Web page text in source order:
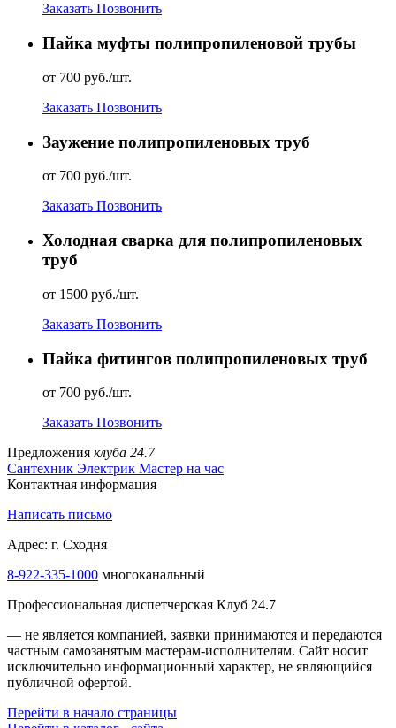
Заказать Позвонить
Пайка муфты полипропиленовой трубы
от 700 руб./шт.
Заказать Позвонить
Заужение полипропиленовых труб
от 700 руб./шт.
Заказать Позвонить
Холодная сварка для полипропиленовых
труб
от 1500 руб./шт.
Заказать Позвонить
Пайка фитингов полипропиленовых труб
от 700 руб./шт.
Заказать Позвонить
Предложения клуба 24.7
Сантехник Электрик Мастер на час
Контактная информация
Написать письмо
Адрес: г. Сходня
8-922-335-1000 многоканальный
Профессиональная диспетчерская Клуб 24.7
— не является компанией, заявки принимаются и передаются
частным самозанятым мастерам‑исполнителям. Сайт носит
исключительно информационный характер, не являющийся
публичной офертой.
Перейти в начало страницы